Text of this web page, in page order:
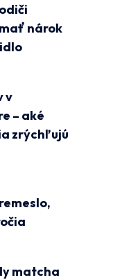
nárok
v
– aké
zrýchľujú
matcha